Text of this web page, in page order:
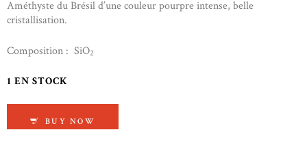
Améthyste du Brésil d’une couleur pourpre intense, belle
cristallisation.
Composition : SiO2
1 EN STOCK
BUY NOW